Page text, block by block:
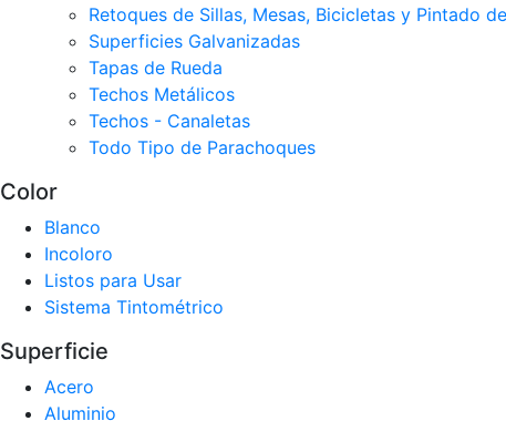
Retoques de Sillas, Mesas, Bicicletas y Pintado
Superficies Galvanizadas
Tapas de Rueda
Techos Metálicos
Techos - Canaletas
Todo Tipo de Parachoques
Color
Blanco
Incoloro
Listos para Usar
Sistema Tintométrico
Superficie
Acero
Aluminio